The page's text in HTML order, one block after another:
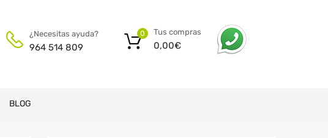
¿Necesitas ayuda?
964 514 809
Tus compras
0,00€
0
BLOG